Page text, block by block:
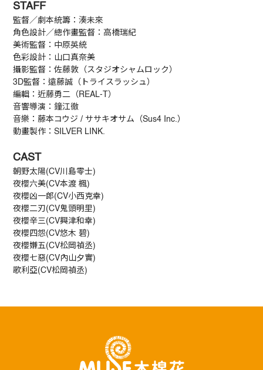
STAFF
監督／劇本統籌：湊未來
角色設計／總作畫監督：高橋瑞紀
美術監督：中原英統
色彩設計：山口真奈美
攝影監督：佐藤敦（スタジオシャムロック）
3D監督：遠藤誠（トライスラッシュ）
編輯：近藤勇二（REAL-T）
音響導演：鐘江徹
音樂：藤本コウジ / ササキオサム（Sus4 Inc.）
動畫製作：SILVER LINK.
CAST
朝野太陽(CV川島零士)
夜櫻六美(CV本渡 楓)
夜櫻凶一郎(CV小西克幸)
夜櫻二刃(CV鬼頭明里)
夜櫻辛三(CV興津和幸)
夜櫻四怨(CV悠木 碧)
夜櫻嫌五(CV松岡禎丞)
夜櫻七惡(CV內山夕實)
歌利亞(CV松岡禎丞)